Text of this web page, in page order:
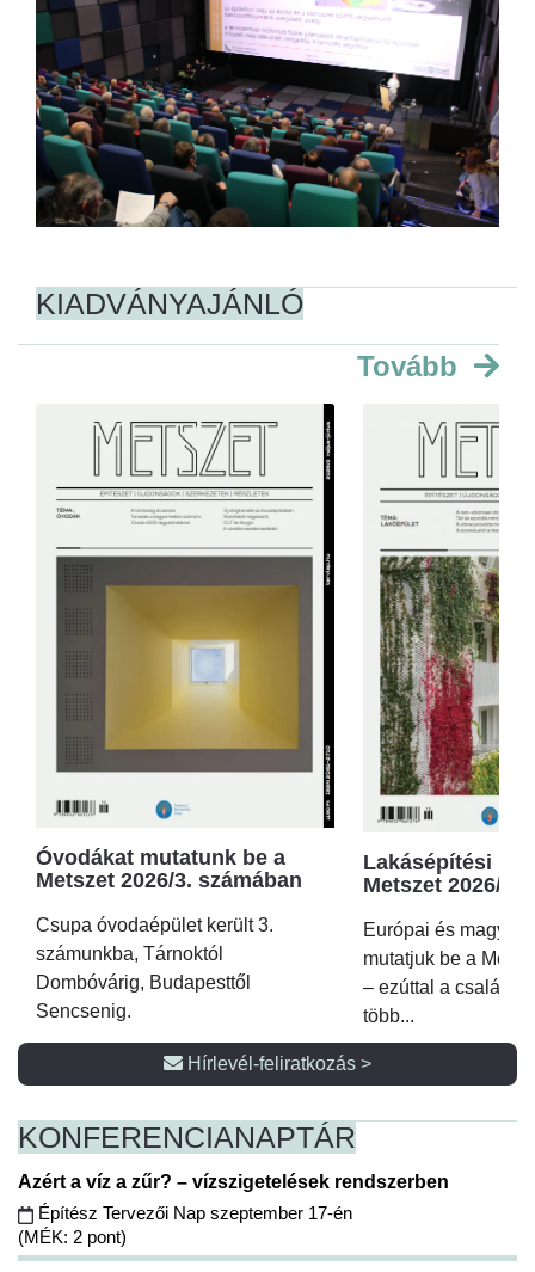
KIADVÁNYAJÁNLÓ
Tovább
Óvodákat mutatunk be a
Metszet 2026/3. számában
Csupa óvodaépület került 3.
számunkba, Tárnoktól
Dombóvárig, Budapesttől
Sencsenig.
Lakásépítési
Metszet 2026/2.
Európai és magyar
mutatjuk be a
– ezúttal a családi
több...
Hírlevél-feliratkozás >
KONFERENCIANAPTÁR
Azért a víz a zűr? – vízszigetelések rendszerben
Építész Tervezői Nap szeptember 17-én
(MÉK: 2 pont)